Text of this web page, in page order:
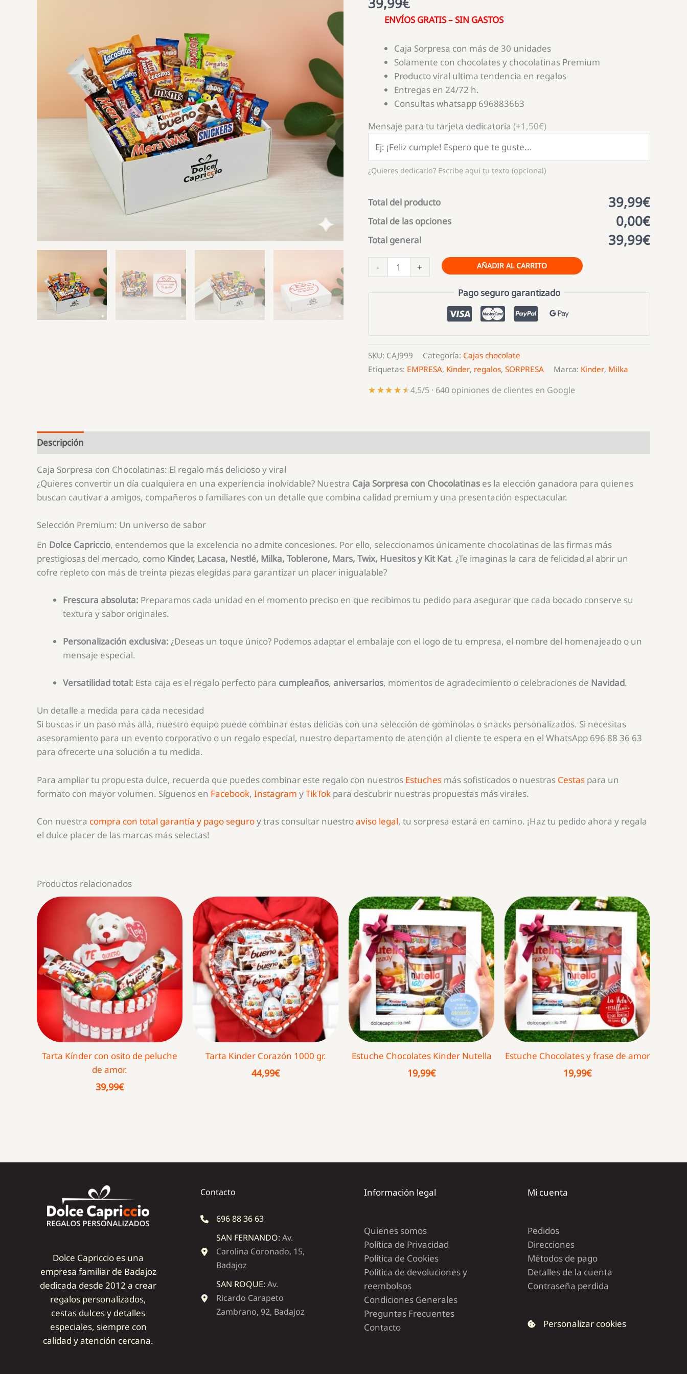
ENVÍOS GRATIS – SIN GASTOS
Caja Sorpresa con más de 30 unidades
Solamente con chocolates y chocolatinas Premium
Producto viral ultima tendencia en regalos
Entregas en 24/72 h.
Consultas whatsapp 696883663
Mensaje para tu tarjeta dedicatoria (+1,50€)
¿Quieres dedicarlo? Escribe aquí tu texto (opcional)
Total del producto 39,99€
Total de las opciones 0,00€
Total general 39,99€
-
SORPRESA
CON
+ AÑADIR AL CARRITO
Pago seguro garantizado
SKU: CAJ999 Categoría: Cajas chocolate
Etiquetas: EMPRESA, Kinder, regalos, SORPRESA Marca: Kinder, Milka
★★★★★
★★★★★4,5/5 · 640 opiniones de clientes en Google
Descripción
Caja Sorpresa con Chocolatinas: El regalo más delicioso y viral
¿Quieres convertir un día cualquiera en una experiencia inolvidable? Nuestra Caja Sorpresa con Chocolatinas es la elección ganadora para quienes
buscan cautivar a amigos, compañeros o familiares con un detalle que combina calidad premium y una presentación espectacular.
Selección Premium: Un universo de sabor
En Dolce Capriccio, entendemos que la excelencia no admite concesiones. Por ello, seleccionamos únicamente chocolatinas de las firmas más
prestigiosas del mercado, como Kinder, Lacasa, Nestlé, Milka, Toblerone, Mars, Twix, Huesitos y Kit Kat. ¿Te imaginas la cara de felicidad al abrir un
cofre repleto con más de treinta piezas elegidas para garantizar un placer inigualable?
Frescura absoluta: Preparamos cada unidad en el momento preciso en que recibimos tu pedido para asegurar que cada bocado conserve su
textura y sabor originales.
Personalización exclusiva: ¿Deseas un toque único? Podemos adaptar el embalaje con el logo de tu empresa, el nombre del homenajeado o un
mensaje especial.
Versatilidad total: Esta caja es el regalo perfecto para cumpleaños, aniversarios, momentos de agradecimiento o celebraciones de Navidad.
Un detalle a medida para cada necesidad
Si buscas ir un paso más allá, nuestro equipo puede combinar estas delicias con una selección de gominolas o snacks personalizados. Si necesitas
asesoramiento para un evento corporativo o un regalo especial, nuestro departamento de atención al cliente te espera en el WhatsApp 696 88 36 63
para ofrecerte una solución a tu medida.
Para ampliar tu propuesta dulce, recuerda que puedes combinar este regalo con nuestros Estuches más sofisticados o nuestras Cestas para un
formato con mayor volumen. Síguenos en Facebook, Instagram yTikTok para descubrir nuestras propuestas más virales.
Con nuestra compra con total garantía y pago seguroy tras consultar nuestroaviso legal, tu sorpresa estará en camino. ¡Haz tu pedido ahora y regala
el dulce placer de las marcas más selectas!
Productos relacionados
Tarta Kínder con osito de peluche
de amor.
39,99€
Tarta Kinder Corazón 1000 gr.
44,99€
Estuche Chocolates Kinder Nutella
19,99€
Estuche Chocolates y frase de amor
19,99€
Dolce Capriccio es una
empresa familiar de Badajoz
dedicada desde 2012 a crear
regalos personalizados,
cestas dulces y detalles
especiales, siempre con
calidad y atención cercana.
Contacto
696 88 36 63
SAN FERNANDO: Av.
Carolina Coronado, 15,
Badajoz
SAN ROQUE: Av.
Ricardo Carapeto
Zambrano, 92, Badajoz
Información legal
Quienes somos
Política de Privacidad
Política de Cookies
Política de devoluciones y
reembolsos
Condiciones Generales
Preguntas Frecuentes
Contacto
Mi cuenta
Pedidos
Direcciones
Métodos de pago
Detalles de la cuenta
Contraseña perdida
Personalizar cookies